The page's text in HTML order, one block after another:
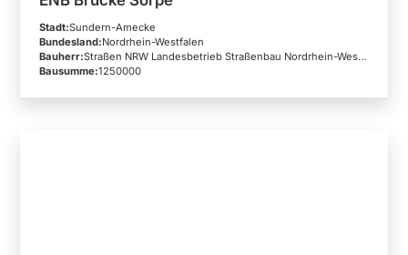
Stadt:Sundern-Amecke
Bundesland:Nordrhein-Westfalen
Bauherr:
Straßen NRW Landesbetrieb Straßenbau Nordrhein-Westfalen
Bausumme:1250000